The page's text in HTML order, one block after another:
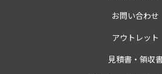
お問い合わせ
アウトレット
見積書・領収